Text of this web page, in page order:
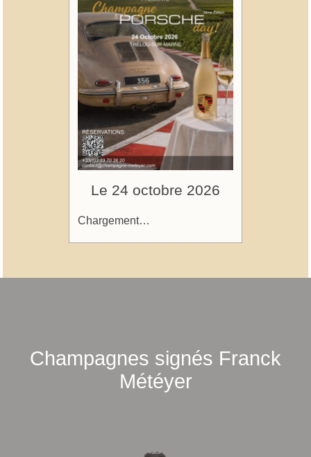
Le 24 octobre 2026
Chargement…
Champagnes signés Franck
Météyer